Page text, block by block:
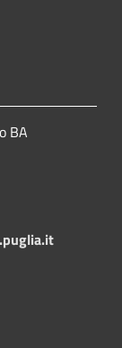
BA